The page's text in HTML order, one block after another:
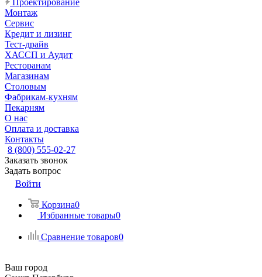
Проектирование
Монтаж
Сервис
Кредит и лизинг
Тест-драйв
ХАССП и Аудит
Ресторанам
Магазинам
Столовым
Фабрикам-кухням
Пекарням
О нас
Оплата и доставка
Контакты
8 (800) 555-02-27
Заказать звонок
Задать вопрос
Войти
Корзина0
Избранные товары0
Сравнение товаров0
Ваш город